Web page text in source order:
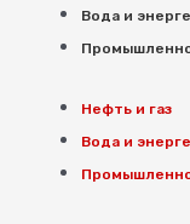
Вода и
Нефть и газ
Вода и